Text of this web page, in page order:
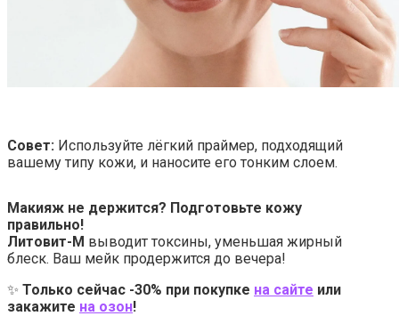
Совет: Используйте лёгкий праймер, подходящий
вашему типу кожи, и наносите его тонким слоем.
Макияж не держится? Подготовьте кожу
правильно!
Литовит-М выводит токсины, уменьшая жирный
блеск. Ваш мейк продержится до вечера!
✨ Только сейчас -30% при покупке на сайте или
закажите на озон!